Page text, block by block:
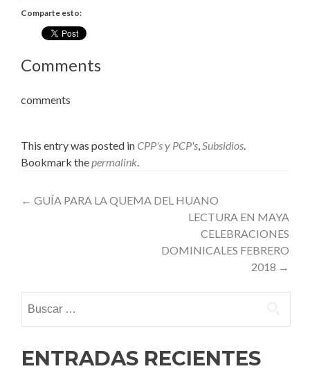
Comparte esto:
Comments
comments
This entry was posted in CPP's y PCP's,Subsidios.
Bookmark thepermalink.
Post
← GUÍA PARA LA QUEMA DEL HUANO
LECTURA EN MAYA
CELEBRACIONES
DOMINICALES FEBRERO
2018 →
ENTRADAS RECIENTES